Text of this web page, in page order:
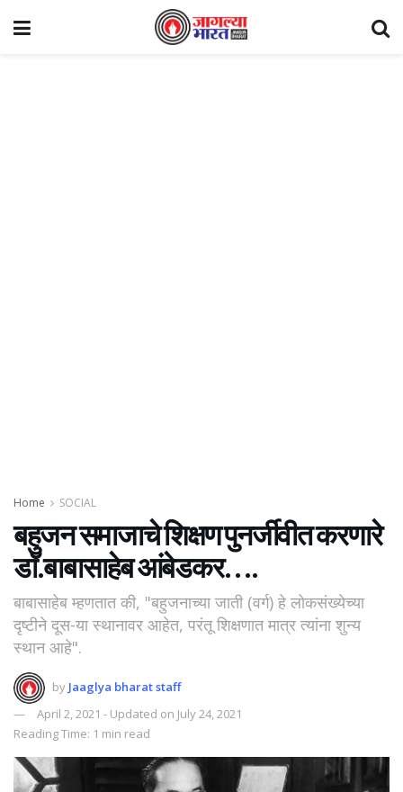
Home SOCIAL
बहुजन समाजाचे शिक्षण पुनर्जीवीत करणारे
डाॅ.बाबासाहेब आंबेडकर….
बाबासाहेब म्हणतात की, "बहुजनाच्या जाती (वर्ग) हे लोकसंख्येच्या
दृष्टीने दूस-या स्थानावर आहेत, परंतू शिक्षणात मात्र त्यांना शुन्य
स्थान आहे".
by Jaaglya bharat staff
April 2, 2021 - Updated on July 24, 2021
Reading Time: 1 min read